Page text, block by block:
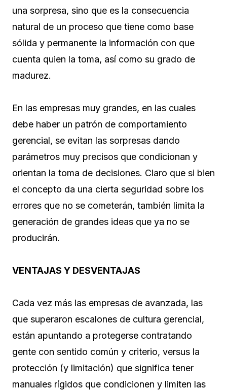
una sorpresa, sino que es la consecuencia
natural de un proceso que tiene como base
sólida y permanente la información con que
cuenta quien la toma, así como su grado de
madurez.
En las empresas muy grandes, en las cuales
debe haber un patrón de comportamiento
gerencial, se evitan las sorpresas dando
parámetros muy precisos que condicionan y
orientan la toma de decisiones. Claro que si bien
el concepto da una cierta seguridad sobre los
errores que no se cometerán, también limita la
generación de grandes ideas que ya no se
producirán.
VENTAJAS Y DESVENTAJAS
Cada vez más las empresas de avanzada, las
que superaron escalones de cultura gerencial,
están apuntando a protegerse contratando
gente con sentido común y criterio, versus la
protección (y limitación) que significa tener
manuales rígidos que condicionen y limiten las